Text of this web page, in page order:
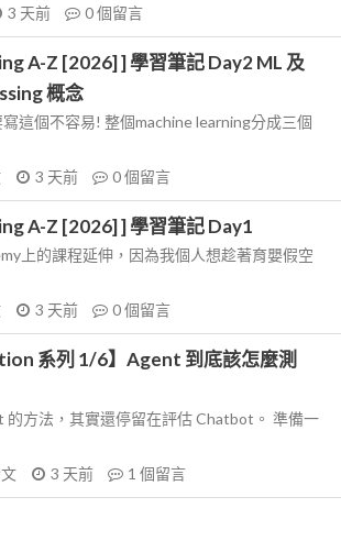
3 天前 0個留言
A-Z [2026] ] 學習筆記 Day2 ML 及
概念
這個不容易! 整個machine learning分成三個
3 天前 0個留言
A-Z [2026] ] 學習筆記 Day1
上的課程延伸，因為我個人想趁著育嬰假空
3 天前 0個留言
系列 1/6】Agent 到底該怎麼測
的方法，其實還停留在評估 Chatbot。 準備一
3 天前 1 個留言